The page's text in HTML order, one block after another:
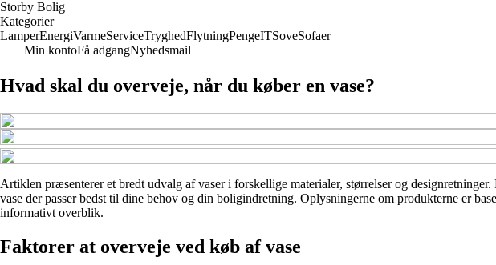
Storby Bolig
Kategorier
LamperEnergiVarmeServiceTryghedFlytningPengeITSoveSofaer
Min kontoFå adgangNyhedsmail
Hvad skal du overveje, når du køber en vase?
Artiklen præsenterer et bredt udvalg af vaser i forskellige materialer, størrelser og
vase der passer bedst til dine behov og din boligindretning. Oplysningerne om produkterne er
informativt overblik.
Faktorer at overveje ved køb af vase